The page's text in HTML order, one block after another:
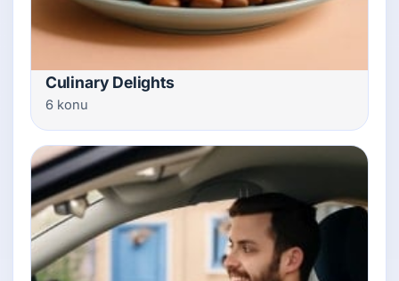
Culinary Delights
6 konu